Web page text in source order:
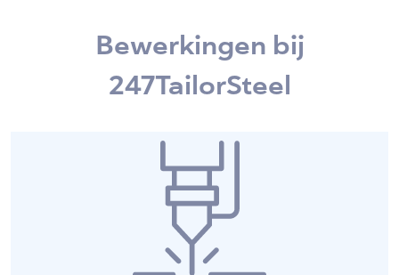
Bewerkingen bij
247TailorSteel